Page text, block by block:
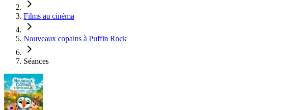
Films au cinéma
Nouveaux copains à Puffin Rock
Séances